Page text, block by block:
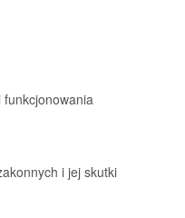
i jej skutki